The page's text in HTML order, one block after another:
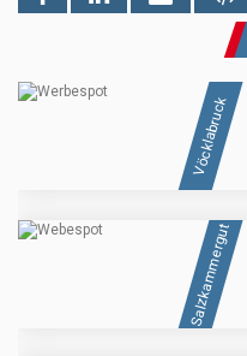
Vöcklabruck
Salzkammergut